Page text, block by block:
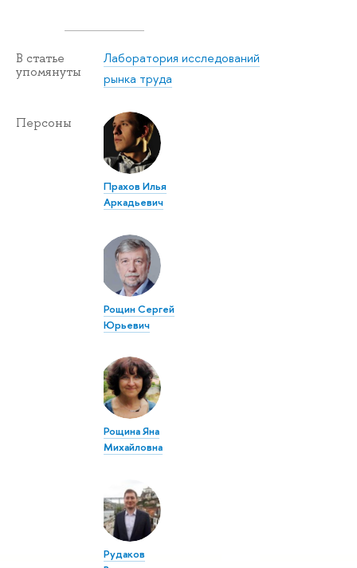
В статье
упомянуты
Лаборатория исследований
рынка труда
Персоны
Прахов Илья
Аркадьевич
Рощин Сергей
Юрьевич
Рощина Яна
Михайловна
Рудаков